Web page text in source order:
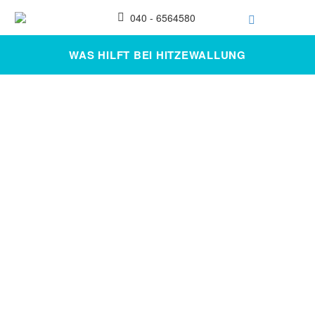
040 - 6564580
WAS HILFT BEI HITZEWALLUNG